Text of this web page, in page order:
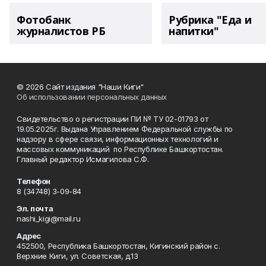
Фотобанк
журналистов РБ
Рубрика "Еда и
напитки"
© 2026 Сайт издания "Наши Киги"
Об использовании персональных данных
Свидетельство о регистрации ПИ № ТУ 02-01793 от
19.05.2025г. Выдана Управлением Федеральной службы по
надзору в сфере связи, информационных технологий и
массовых коммуникаций по Республике Башкортостан.
Главный редактор Исмагилова С.Ф.
Телефон
8 (34748) 3-09-84
Эл. почта
nashi_kigi@mail.ru
Адрес
452500, Республика Башкортостан, Кигинский район с.
Верхние Киги, ул. Советская, д.13